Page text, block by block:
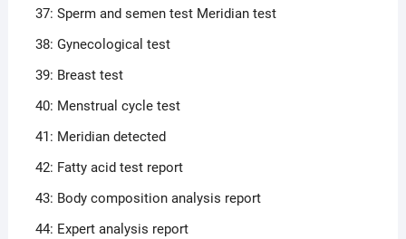
37: Sperm and semen test Meridian test
38: Gynecological test
39: Breast test
40: Menstrual cycle test
41: Meridian detected
42: Fatty acid test report
43: Body composition analysis report
44: Expert analysis report